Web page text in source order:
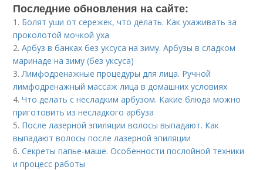
Последние обновления на сайте:
1. Болят уши от сережек, что делать. Как ухаживать за
проколотой мочкой уха
2.Арбуз в банках без уксуса на зиму. Арбузы в сладком
маринаде на зиму (без уксуса)
3.Лимфодренажные процедуры для лица. Ручной
лимфодренажный массаж лица в домашних условиях
4.Что делать с несладким арбузом. Какие блюда можно
приготовить из несладкого арбуза
5. После лазерной эпиляции волосы выпадают. Как
выпадают волосы после лазерной эпиляции
6.Секреты папье-маше. Особенности послойной техники
и процесс работы